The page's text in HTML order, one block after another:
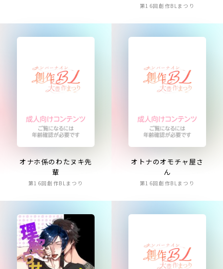
第16回創作BLまつり
オナホ係のわたヌキ先
輩
第16回創作BLまつり
オトナのオモチャ屋さ
ん
第16回創作BLまつり